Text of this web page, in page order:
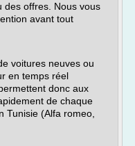
des offres. Nous vous
avant tout
voitures neuves ou
en temps réel
donc aux
de chaque
Tunisie (Alfa romeo,